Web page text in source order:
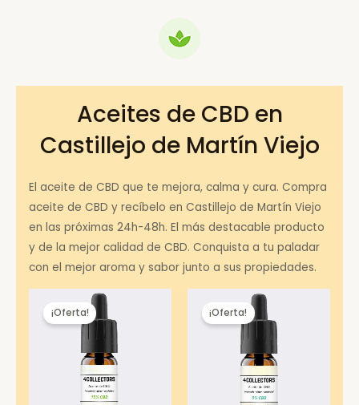
Aceites de CBD en
Castillejo de Martín Viejo
El aceite de CBD que te mejora, calma y cura. Compra
aceite de CBD y recíbelo en Castillejo de Martín Viejo
en las próximas 24h-48h. El más destacable producto
y de la mejor calidad de CBD. Conquista a tu paladar
con el mejor aroma y sabor junto a sus propiedades.
¡Oferta! ¡Oferta!